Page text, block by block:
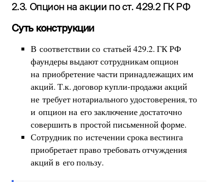
2.3. Опцион на акции по ст. 429.2 ГК РФ
Суть конструкции
В соответствии со статьей 429.2. ГК РФ
фаундеры выдают сотрудникам опцион
на приобретение части принадлежащих им
акций. Т.к. договор купли-продажи акций
не требует нотариального удостоверения, то
и опцион на его заключение достаточно
совершить в простой письменной форме.
Сотрудник по истечении срока вестинга
приобретает право требовать отчуждения
акций в его пользу.